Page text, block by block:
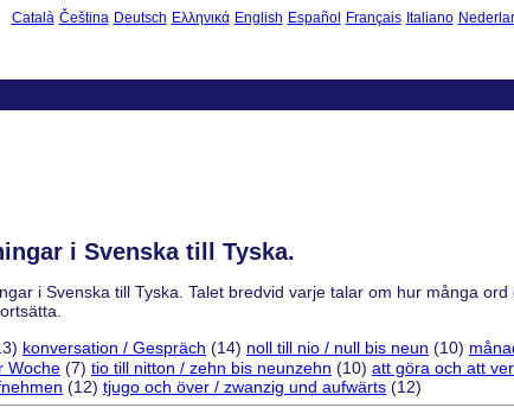
Català Čeština Deutsch Ελληνικά English Español Français Italiano
i Svenska till Tyska.
i Svenska till Tyska. Talet bredvid varje talar om hur många ord
konversation / Gespräch (14) noll till nio / null bis neun (10)
Woche (7) tio till nitton / zehn bis neunzehn (10) att göra och att
(12) tjugo och över / zwanzig und aufwärts (12)